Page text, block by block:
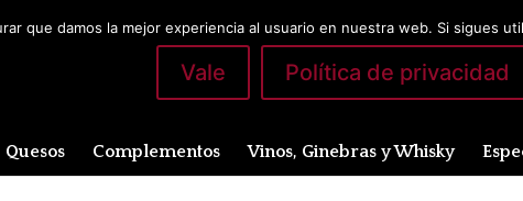
Quesos Complementos Vinos, Ginebras y Whisky
que damos la mejor experiencia al usuario en nuestra web. Si sigues
Vale Política de privacidad